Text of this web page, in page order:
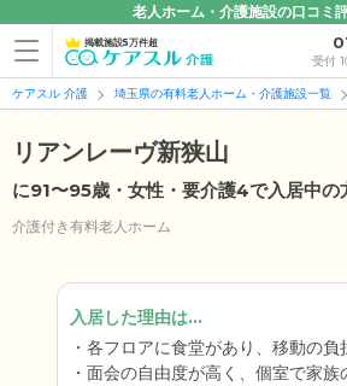
老人ホーム・介護施設の口コミ
掲載施設5万件超
受付
ケアスル 介護 埼玉県の有料老人ホーム・介護施設一覧
リアンレーヴ新狭山
に91〜95歳・女性・要介護4で入居中の
介護付き有料老人ホーム
入居した理由は...
各フロアに食堂があり、移動の負
面会の自由度が高く、個室で家族